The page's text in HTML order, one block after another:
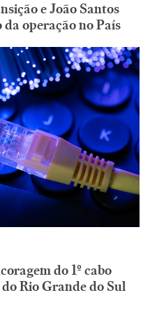
e João Santos
da operação no País
do 1º cabo
Rio Grande do Sul